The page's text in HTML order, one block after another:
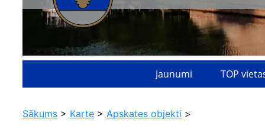
Jaunumi TOP
Sākums > Karte > Apskates objekti >